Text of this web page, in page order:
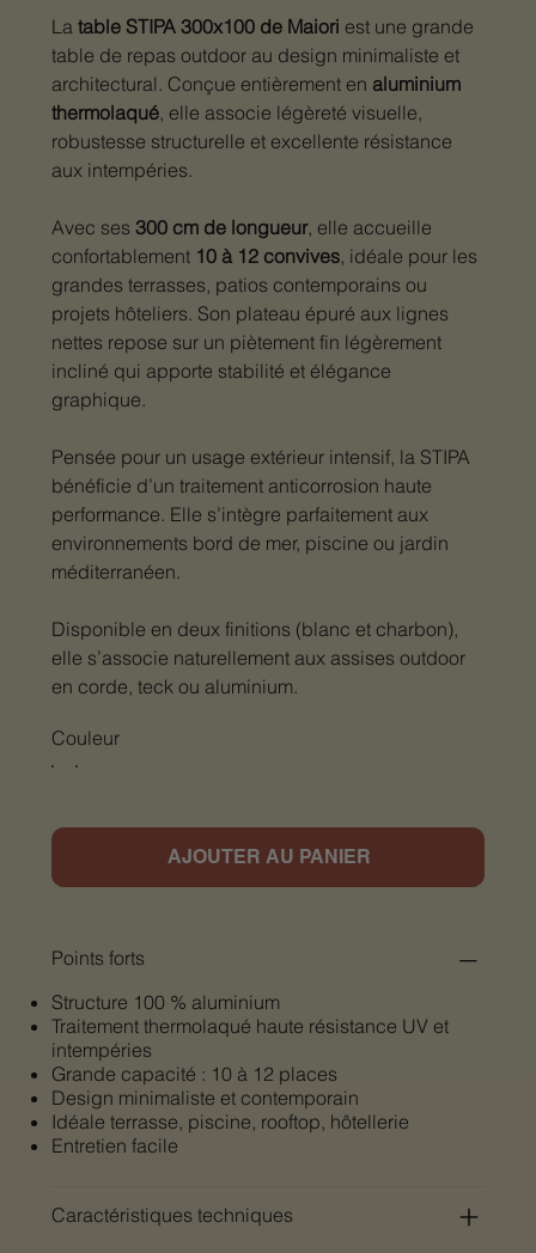
La table STIPA 300x100 de Maiori est une grande
table de repas outdoor au design minimaliste et
architectural. Conçue entièrement en aluminium
thermolaqué, elle associe légèreté visuelle,
robustesse structurelle et excellente résistance
aux intempéries.
Avec ses 300 cm de longueur, elle accueille
confortablement 10 à 12 convives, idéale pour les
grandes terrasses, patios contemporains ou
projets hôteliers. Son plateau épuré aux lignes
nettes repose sur un piètement fin légèrement
incliné qui apporte stabilité et élégance
graphique.
Pensée pour un usage extérieur intensif, la STIPA
bénéficie d’un traitement anticorrosion haute
performance. Elle s’intègre parfaitement aux
environnements bord de mer, piscine ou jardin
méditerranéen.
Disponible en deux finitions (blanc et charbon),
elle s’associe naturellement aux assises outdoor
en corde, teck ou aluminium.
Couleur
AJOUTER AU PANIER
Points forts
Structure 100 % aluminium
Traitement thermolaqué haute résistance UV et
intempéries
Grande capacité : 10 à 12 places
Design minimaliste et contemporain
Idéale terrasse, piscine, rooftop, hôtellerie
Entretien facile
Caractéristiques techniques